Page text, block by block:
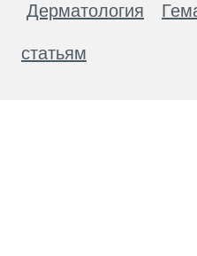
Дерматология
статьям